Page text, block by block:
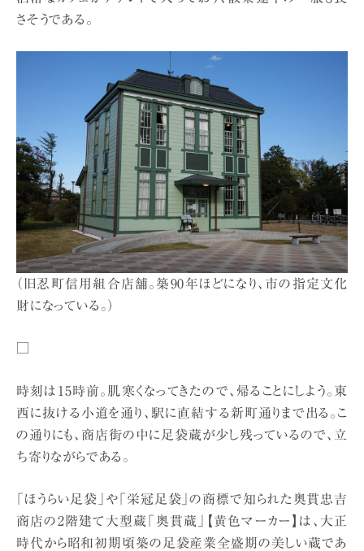
さそうである。
（旧忍町信用組合店舗。築90年ほどになり、市の指定文化
財になっている。）
時刻は15時前。肌寒くなってきたので、帰ることにしよう。東
西に抜ける小道を通り、駅に直結する新町通りまで出る。こ
の通りにも、商店街の中に足袋蔵が少し残っているので、立
ち寄りながらである。
「ほうらい足袋」や「栄冠足袋」の商標で知られた奥貫忠吉
商店の2階建て大型蔵「奥貫蔵」【黄色マーカー】は、大正
時代から昭和初期頃築の足袋産業全盛期の美しい蔵であ